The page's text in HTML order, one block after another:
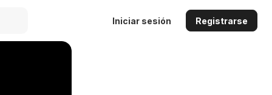
Iniciar sesión Registrarse